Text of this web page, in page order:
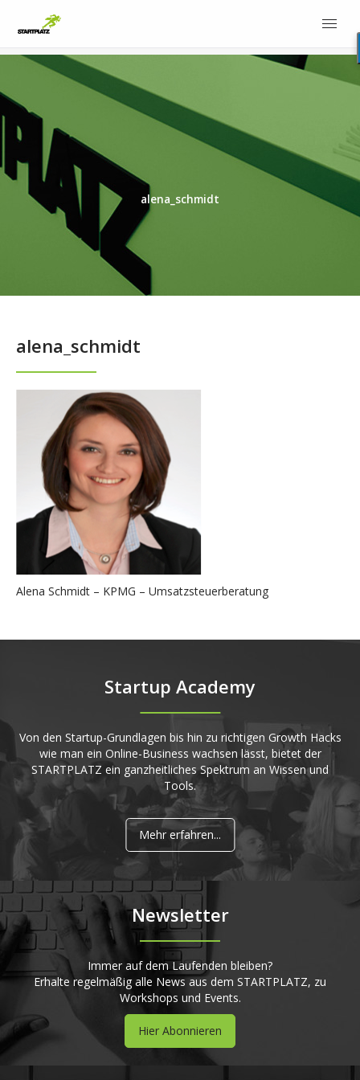
alena_schmidt
alena_schmidt
Alena Schmidt – KPMG – Umsatzsteuerberatung
Startup Academy
Von den Startup-Grundlagen bis hin zu richtigen Growth Hacks
wie man ein Online-Business wachsen lässt, bietet der
STARTPLATZ ein ganzheitliches Spektrum an Wissen und
Tools.
Mehr erfahren...
Newsletter
Immer auf dem Laufenden bleiben?
Erhalte regelmäßig alle News aus dem STARTPLATZ, zu
Workshops und Events.
Hier Abonnieren